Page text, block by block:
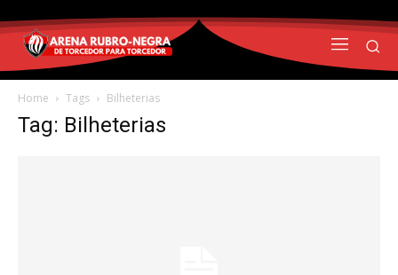
Home Tags Bilheterias
Tag: Bilheterias